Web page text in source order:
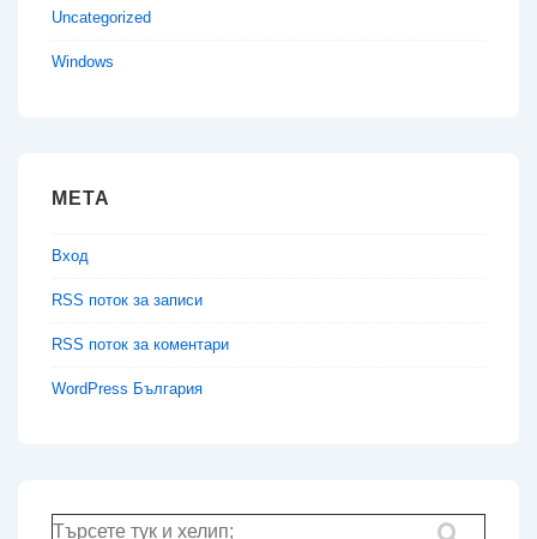
Uncategorized
Windows
МЕТА
Вход
RSS поток за записи
RSS поток за коментари
WordPress България
Търсене